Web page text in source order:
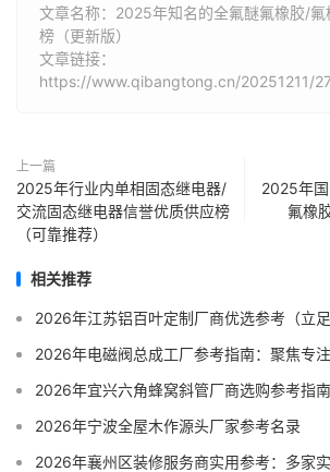
文章名称：2025年知名的全氟醚氟橡胶/氟
榜（更新版）
文章链接：
https://www.qibangtong.cn/20251211/
上一篇
2025年行业内单相固态继电器/
交流固态继电器信誉优质供应榜
（可靠推荐）
2025年
氟橡
相关推荐
2026年江苏铝百叶定制厂商优选参考（立足
2026年电磁阀总成工厂参考指南：聚焦专
2026年宜兴六角蜂窝斜管厂商选购参考指南
2026年宁波全屋木作源头厂家参考名录
2026年襄州区装修服务商实用参考：多家